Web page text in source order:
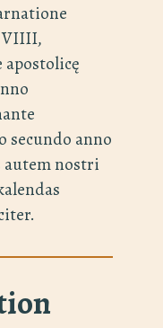
VIIII,
secundo anno
autem nostri